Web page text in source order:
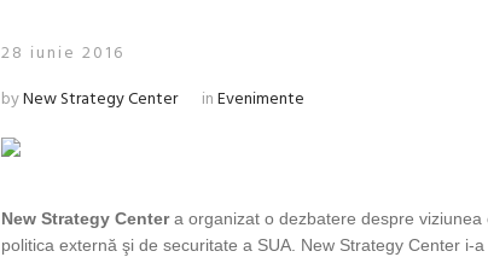
28 iunie 2016
byNew Strategy Center inEvenimente
New Strategy Centera organizat o dezbatere despre viziunea
politica externă şi de securitate a SUA. New Strategy Center